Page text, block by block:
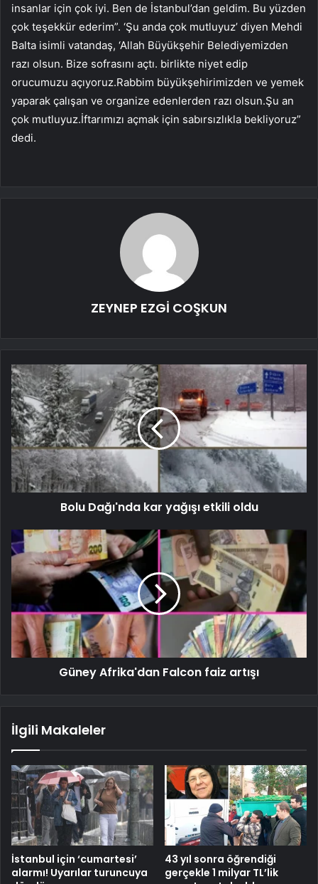
insanlar için çok iyi. Ben de İstanbul’dan geldim. Bu yüzden
çok teşekkür ederim”. ‘Şu anda çok mutluyuz’ diyen Mehdi
Balta isimli vatandaş, ‘Allah Büyükşehir Belediyemizden
razı olsun. Bize sofrasını açtı. birlikte niyet edip
orucumuzu açıyoruz.Rabbim büyükşehirimizden ve yemek
yaparak çalışan ve organize edenlerden razı olsun.Şu an
çok mutluyuz.İftarımızı açmak için sabırsızlıkla bekliyoruz”
dedi.
ZEYNEP EZGİ COŞKUN
Bolu Dağı'nda kar yağışı etkili oldu
Güney Afrika'dan Falcon faiz artışı
İlgili Makaleler
İstanbul için ‘cumartesi’
alarmı! Uyarılar turuncuya
43 yıl sonra öğrendiği
gerçekle 1 milyar TL’lik